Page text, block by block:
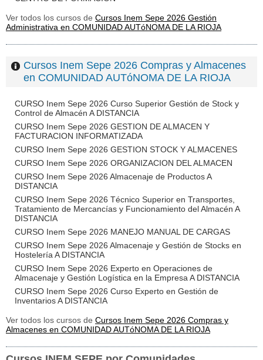
Ver todos los cursos de Cursos Inem Sepe 2026 Gestión
Administrativa en COMUNIDAD AUTóNOMA DE LA RIOJA
Cursos Inem Sepe 2026 Compras y Almacenes
en COMUNIDAD AUTóNOMA DE LA RIOJA
CURSO Inem Sepe 2026 Curso Superior Gestión de Stock y
Control de Almacén A DISTANCIA
CURSO Inem Sepe 2026 GESTION DE ALMACEN Y
FACTURACION INFORMATIZADA
CURSO Inem Sepe 2026 GESTION STOCK Y ALMACENES
CURSO Inem Sepe 2026 ORGANIZACION DEL ALMACEN
CURSO Inem Sepe 2026 Almacenaje de Productos A
DISTANCIA
CURSO Inem Sepe 2026 Técnico Superior en Transportes,
Tratamiento de Mercancías y Funcionamiento del Almacén A
DISTANCIA
CURSO Inem Sepe 2026 MANEJO MANUAL DE CARGAS
CURSO Inem Sepe 2026 Almacenaje y Gestión de Stocks en
Hostelería A DISTANCIA
CURSO Inem Sepe 2026 Experto en Operaciones de
Almacenaje y Gestión Logística en la Empresa A DISTANCIA
CURSO Inem Sepe 2026 Curso Experto en Gestión de
Inventarios A DISTANCIA
Ver todos los cursos de Cursos Inem Sepe 2026 Compras y
Almacenes en COMUNIDAD AUTóNOMA DE LA RIOJA